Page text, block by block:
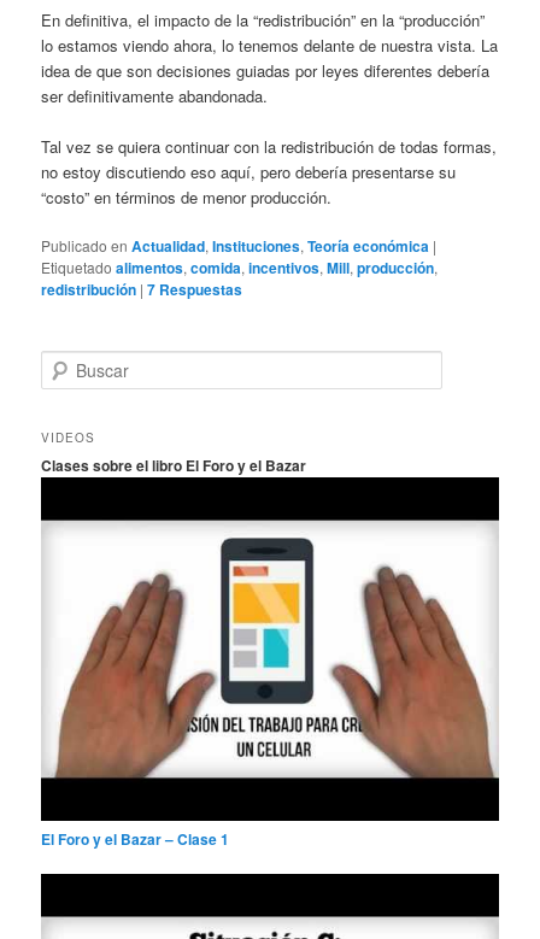
En definitiva, el impacto de la “redistribución” en la “producción”
lo estamos viendo ahora, lo tenemos delante de nuestra vista. La
idea de que son decisiones guiadas por leyes diferentes debería
ser definitivamente abandonada.
Tal vez se quiera continuar con la redistribución de todas formas,
no estoy discutiendo eso aquí, pero debería presentarse su
“costo” en términos de menor producción.
Publicado en Actualidad,Instituciones,Teoría económica |
Etiquetado alimentos,comida,incentivos,Mill,producción,
redistribución |7 Respuestas
u
c
r
VIDEOS
Clases sobre el libro El Foro y el Bazar
El Foro y el Bazar – Clase 1